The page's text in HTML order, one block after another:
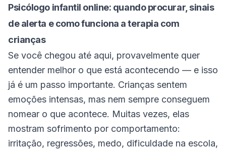
Psicólogo infantil online: quando procurar, sinais
de alerta e como funciona a terapia com
crianças
Se você chegou até aqui, provavelmente quer
entender melhor o que está acontecendo — e isso
já é um passo importante. Crianças sentem
emoções intensas, mas nem sempre conseguem
nomear o que acontece. Muitas vezes, elas
mostram sofrimento por comportamento:
irritação, regressões, medo, dificuldade na escola,